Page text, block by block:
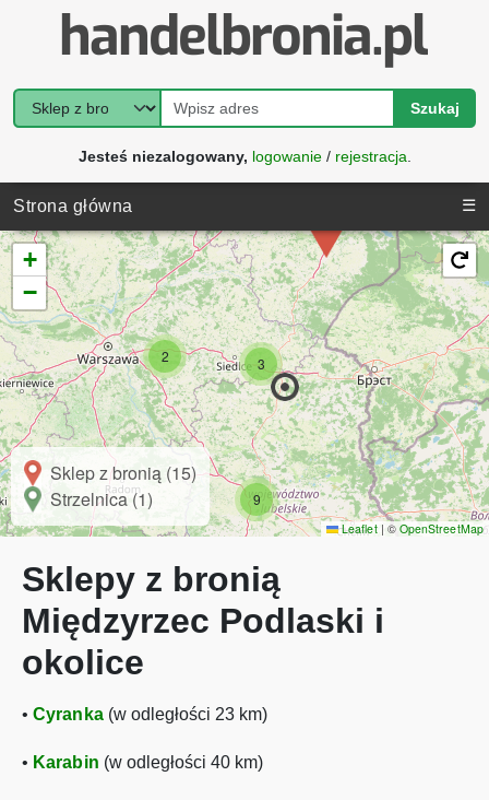
Szukaj
Jesteś niezalogowany, logowanie/ rejestracja
Strona główna ☰
2
9
3
+
−
Sklep z bronią (15)
Strzelnica (1)
Leaflet | © OpenStreetMap
Sklepy z bronią
Międzyrzec Podlaski i
okolice
• Cyranka(w odległości 23 km)
• Karabin (w odległości 40 km)